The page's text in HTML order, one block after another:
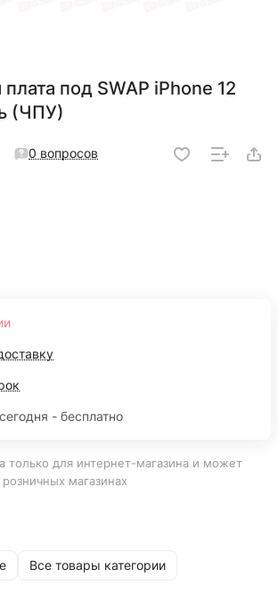
под SWAP iPhone 12
(ЧПУ)
0 вопросов
- бесплатно
только для интернет-магазина и может
магазинах
Все товары категории